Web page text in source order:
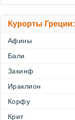
Курорты Греции:
Афины
Бали
Закинф
Ираклион
Корфу
Крит